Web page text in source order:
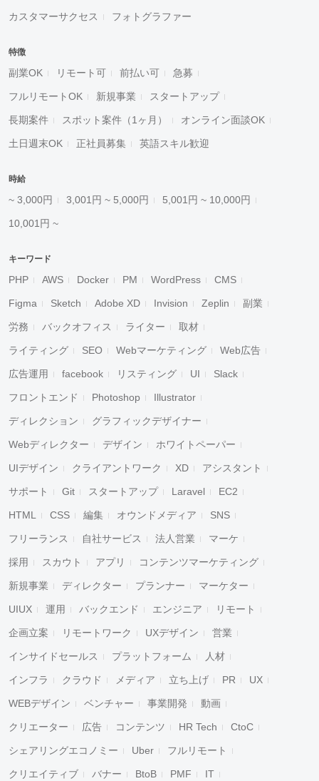
カスタマーサクセス フォトグラファー
特徴
副業OK リモート可 前払い可 急募
フルリモートOK 新規事業 スタートアップ
長期案件 スポット案件（1ヶ月） オンライン面談OK
土日週末OK 正社員募集 英語スキル歓迎
時給
~ 3,000円 3,001円 ~ 5,000円 5,001円 ~ 10,000円
10,001円 ~
キーワード
PHP AWS Docker PM WordPress CMS
Figma Sketch Adobe XD Invision Zeplin 副業
労務 バックオフィス ライター 取材
ライティング SEO Webマーケティング Web広告
広告運用 facebook リスティング UI Slack
フロントエンド Photoshop Illustrator
ディレクション グラフィックデザイナー
Webディレクター デザイン ホワイトペーパー
UIデザイン クライアントワーク XD アシスタント
サポート Git スタートアップ Laravel EC2
HTML CSS 編集 オウンドメディア SNS
フリーランス 自社サービス 法人営業 マーケ
採用 スカウト アプリ コンテンツマーケティング
新規事業 ディレクター プランナー マーケター
UIUX 運用 バックエンド エンジニア リモート
企画立案 リモートワーク UXデザイン 営業
インサイドセールス プラットフォーム 人材
インフラ クラウド メディア 立ち上げ PR UX
WEBデザイン ベンチャー 事業開発 動画
クリエーター 広告 コンテンツ HR Tech CtoC
シェアリングエコノミー Uber フルリモート
クリエイティブ バナー BtoB PMF IT